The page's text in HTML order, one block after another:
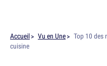
Accueil Vu en Une
Top 10 des
cuisine